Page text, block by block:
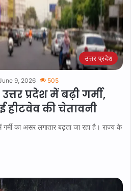
उत्तर प्रदेश
9, 2026 505
प्रदेश में बढ़ी गर्मी,
हीटवेव की चेतावनी
का असर लगातार बढ़ता जा रहा है। राज्य के